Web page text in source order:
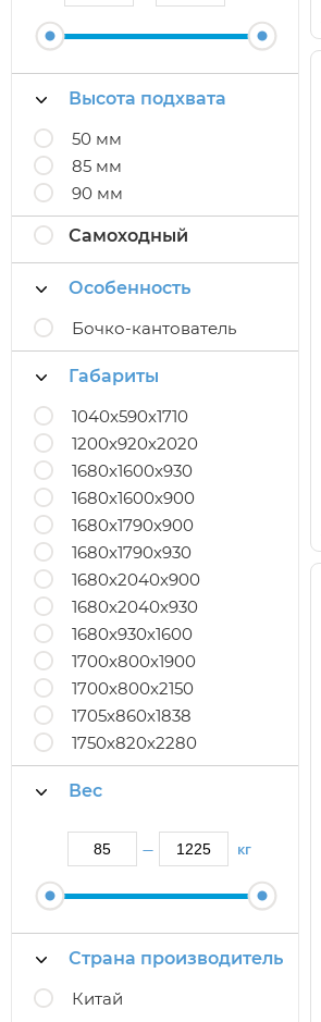
Высота подхвата
50 мм
85 мм
90 мм
Самоходный
Особенность
Бочко-кантователь
Габариты
1040x590x1710
1200х920х2020
1680x1600x930
1680х1600х900
1680х1790х900
1680х1790х930
1680х2040х900
1680х2040х930
1680х930х1600
1700х800х1900
1700х800х2150
1705х860х1838
1750х820х2280
Вес
— кг
Страна производитель
Китай